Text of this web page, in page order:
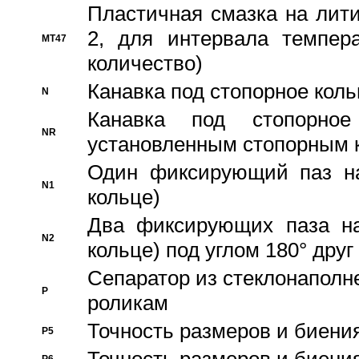
MT47
Пластичная смазка на
2, для интервала
количество)
N Канавка под стопорное
NR
Канавка под
установленным стопорным
N1
Один фиксирующий паз
кольце)
N2
Два фиксирующих паза
кольце) под углом 180° друг
P
Cепаратор из
роликам
P5 Точность размеров и